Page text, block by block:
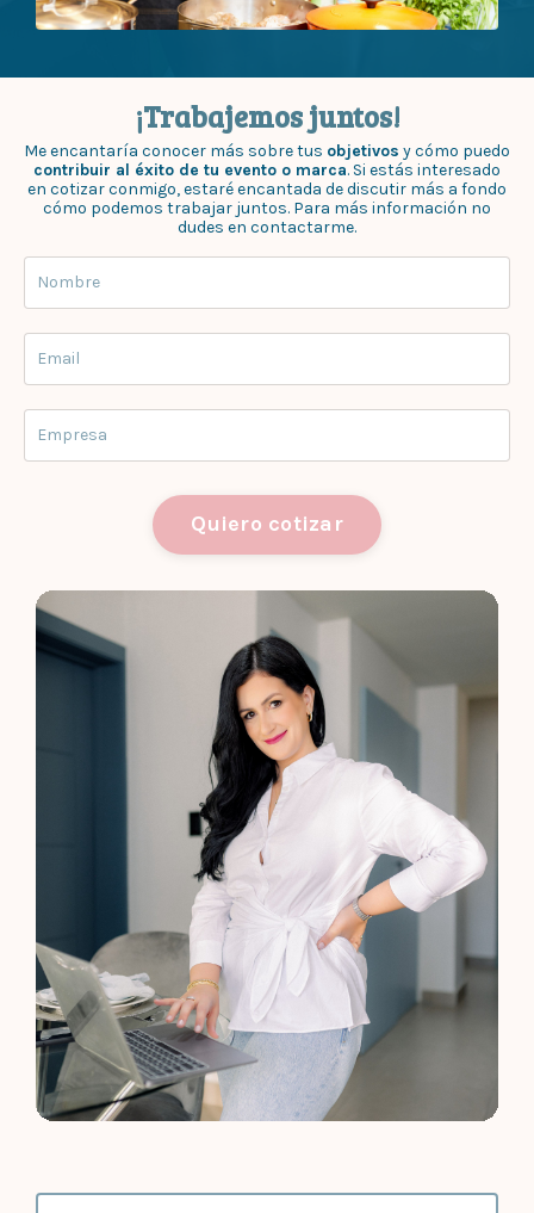
¡Trabajemos juntos!
Me encantaría conocer más sobre tus objetivos y cómo puedo
contribuir al éxito de tu evento o marca. Si estás interesado
en cotizar conmigo, estaré encantada de discutir más a fondo
cómo podemos trabajar juntos. Para más información no
dudes en contactarme.
Quiero cotizar